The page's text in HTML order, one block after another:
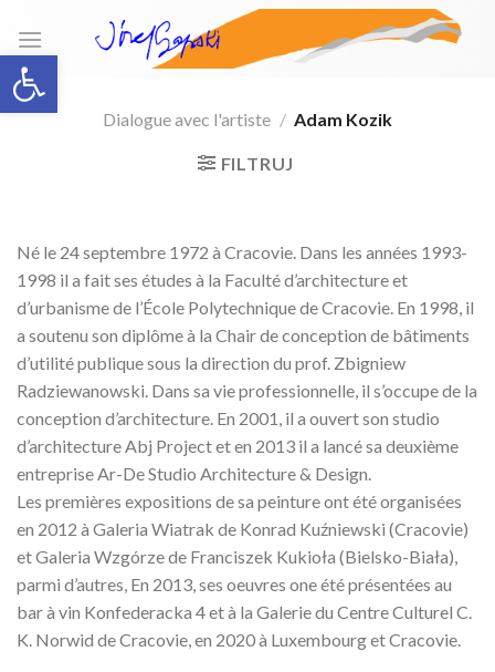
Open toolbar
content
Dialogue avec l'artiste / Adam Kozik
FILTRUJ
Né le 24 septembre 1972 à Cracovie. Dans les années 1993-
1998 il a fait ses études à la Faculté d’architecture et
d’urbanisme de l’École Polytechnique de Cracovie. En 1998, il
a soutenu son diplôme à la Chair de conception de bâtiments
d’utilité publique sous la direction du prof. Zbigniew
Radziewanowski. Dans sa vie professionnelle, il s’occupe de la
conception d’architecture. En 2001, il a ouvert son studio
d’architecture Abj Project et en 2013 il a lancé sa deuxième
entreprise Ar-De Studio Architecture & Design.
Les premières expositions de sa peinture ont été organisées
en 2012 à Galeria Wiatrak de Konrad Kuźniewski (Cracovie)
et Galeria Wzgórze de Franciszek Kukioła (Bielsko-Biała),
parmi d’autres, En 2013, ses oeuvres one été présentées au
bar à vin Konfederacka 4 et à la Galerie du Centre Culturel C.
K. Norwid de Cracovie, en 2020 à Luxembourg et Cracovie.